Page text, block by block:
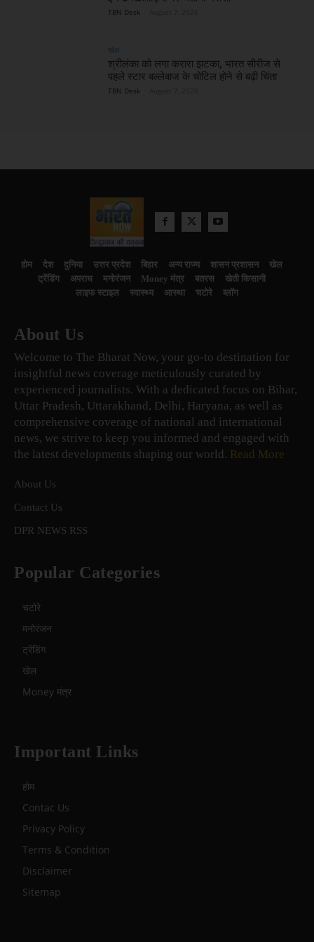
TBN Desk
खेल
श्रीलंका को लगा करारा झटका, भारत सीरीज से
पहले स्टार बल्लेबाज के चोटिल होने से बढ़ी चिंता
TBN Desk
होम देश दुनिया उत्तर प्रदेश बिहार अन्य राज्य शासन प्रशासन
खेल
ट्रेंडिंग
अपराध मनोरंजन Money मंत्र बतरस
खेती किसानी
लाइफ स्टाइल
स्वास्थ्य आस्था चटोरे ब्लॉग
About Us
Welcome to The Bharat Now, your go-to destination for
insightful news coverage meticulously curated by
experienced journalists. With a dedicated focus on Bihar,
Uttar Pradesh, Uttarakhand, Delhi, Haryana, as well as
comprehensive coverage of national and international
news, we strive to keep you informed and engaged with
the latest developments shaping our world. Read More
About Us
Contact Us
DPR NEWS RSS
Popular Categories
चटोरे
मनोरंजन
ट्रेंडिंग
खेल
Money मंत्र
Important Links
होम
Contac Us
Privacy Policy
Terms & Condition
Disclaimer
Sitemap